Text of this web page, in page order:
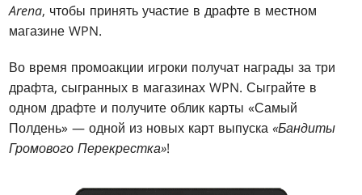
Arena, чтобы принять участие в драфте в местном
магазине WPN.
Во время промоакции игроки получат награды за три
драфта, сыгранных в магазинах WPN. Сыграйте в
одном драфте и получите облик карты «Самый
Полдень» — одной из новых карт выпуска«Бандиты
Громового Перекрестка»!